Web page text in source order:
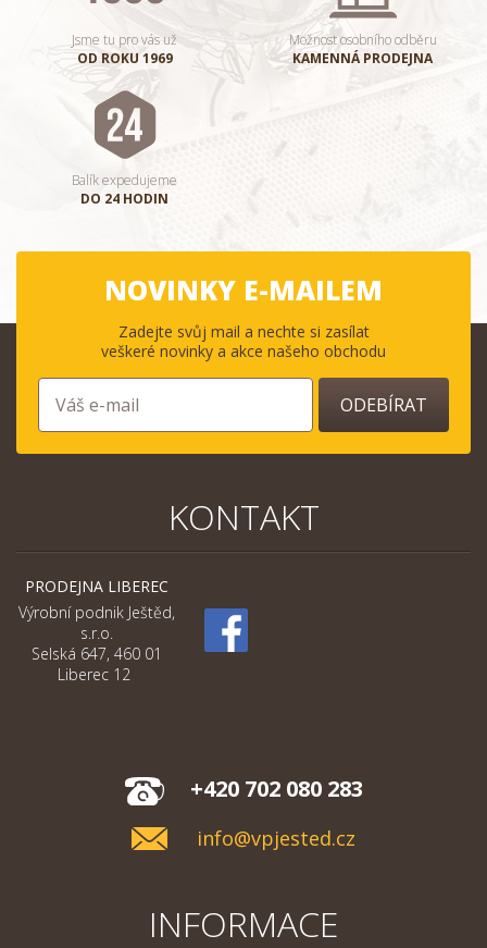
Jsme tu pro vás už
OD ROKU 1969
Možnost osobního odběru
KAMENNÁ PRODEJNA
Balík expedujeme
DO 24 HODIN
NOVINKY E-MAILEM
Zadejte svůj mail a nechte si zasílat
veškeré novinky a akce našeho obchodu
ODEBÍRAT
KONTAKT
PRODEJNA LIBEREC
Výrobní podnik Ještěd,
s.r.o.
Selská 647, 460 01
Liberec 12
+420 702 080 283
info@vpjested.cz
INFORMACE